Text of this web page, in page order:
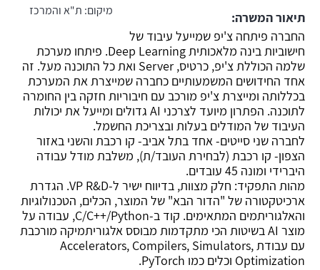
מיקום: ת"א והמרכז
תיאור המשרה:
החברה פיתחה צ'יפ שמייעל עיבוד של
חישוביות בינה מלאכותית Deep Learning. פיתחו מערכת
שלמה הכוללת צ'יפ, כרטיס, Server ואת כל התוכנה מעל. זה
אחד החידושים המשמעותיים כחברה שמייצרת את המערכת
בכללותה ומייצרת צ'יפ מורכב עם חיבוריות חזקה בין החומרה
לתוכנה. הפתרון מיועד לצרכני AI גדולים ומייעל את יכולות
העיבוד של המודלים בעלות ובצריכת החשמל.
לחברה שני סייטים- אחד בתל אביב- קו רכבת והשני באזור
הצפון- קו רכבת (לבחירת העובד/ת), משלבת מודל עבודה
היברידי ומונה 45 עובדים.
מהות התפקיד: חלק מצוות, בדיווח ישיר ל-VP R&D. הגדרת
ארכיטקטורה של "הדור הבא" של המוצר, הכלים, הטכנולוגיות
והאלגוריתמים המתאימים. קוד ב-C/C++/Python, עבודה על
מוצר AI בשיטות הכי מתקדמות מבוסס אלגוריתמיקה מורכבת
עם עבודת Accelerators, Compilers, Simulators,
Optimization וכלים כמו PyTorch.